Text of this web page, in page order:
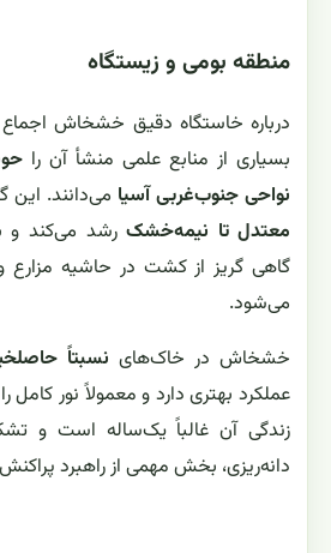
منطقه بومی و زیستگاه
درباره خاستگاه دقیق خشخاش اجماع
بسیاری از منابع علمی منشأ آن را
نواحی جنوب‌غربی آسیا می‌دانند. این
معتدل تا نیمه‌خشکرشد می‌کند و
گاهی گریز از کشت در حاشیه
می‌شود.
خشخاش در خاک‌های نسبتاً
عملکرد بهتری دارد و معمولاً نور
زندگی آن غالباً یک‌ساله است و
دانه‌ریزی، بخش مهمی از راهبرد